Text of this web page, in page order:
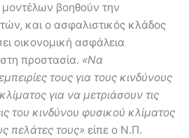
βοηθούν την
και ο ασφαλιστικός κλάδος
οικονομική ασφάλεια
προστασία. «Να
τους για τους κινδύνους
για να μετριάσουν τις
του κινδύνου φυσικού κλίματος
πελάτες τους» είπε ο Ν.Π.